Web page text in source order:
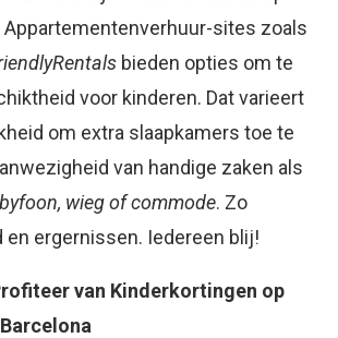
Appartementenverhuur-sites zoals
bieden opties om te
voor kinderen. Dat varieert
om extra slaapkamers toe te
van handige zaken als
wieg of commode. Zo
en ergernissen. Iedereen blij!
van Kinderkortingen op